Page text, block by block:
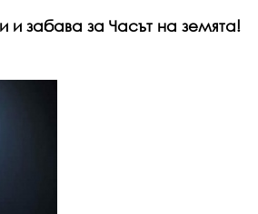
и забава за Часът на земята!